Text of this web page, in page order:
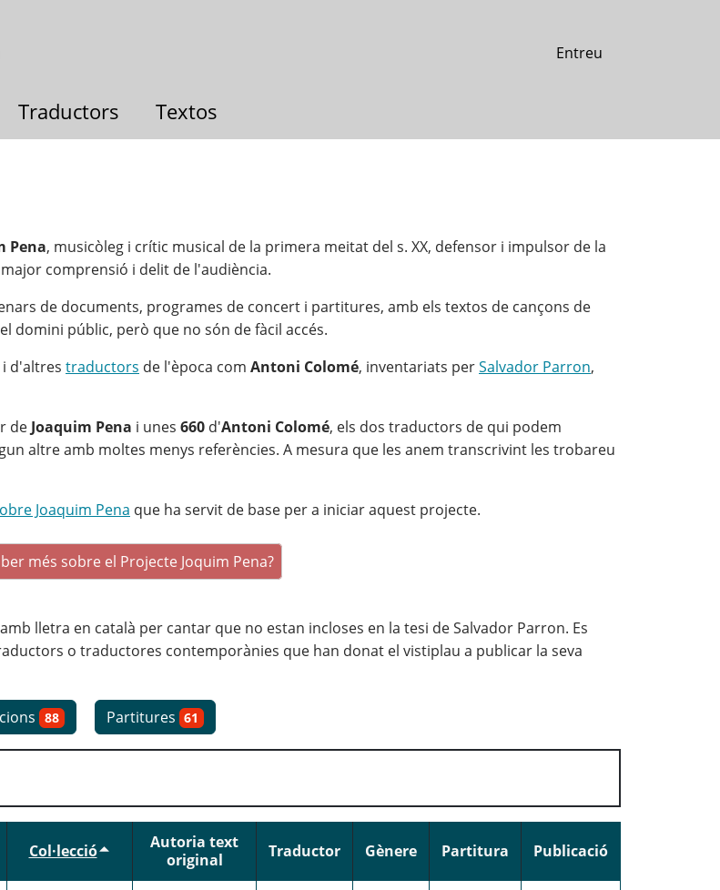
Entreu
Traductors Textos
Pena, musicòleg i crític musical de la primera meitat del s. XX, defensor i impulsor de la
comprensió i delit de l'audiència.
de documents, programes de concert i partitures, amb els textos de cançons de
domini públic, però que no són de fàcil accés.
d'altres traductors de l'època com Antoni Colomé, inventariats perSalvador Parron,
de Joaquim Pena i unes 660 d'Antoni Colomé, els dos traductors de qui podem
altre amb moltes menys referències. A mesura que les anem transcrivint les trobareu
Joaquim Pena que ha servit de base per a iniciar aquest projecte.
més sobre el Projecte Joquim Pena?
lletra en català per cantar que no estan incloses en la tesi de Salvador Parron. Es
o traductores contemporànies que han donat el vistiplau a publicar la seva
88 Partitures 61
Col·lecció
Autoria text
original
Traductor Gènere Partitura Publicació